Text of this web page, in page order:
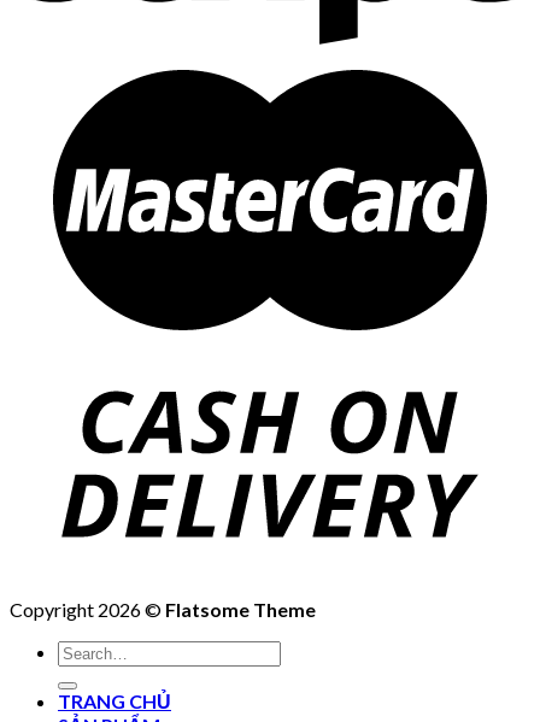
Copyright 2026 © Flatsome Theme
Search
for:
TRANG CHỦ